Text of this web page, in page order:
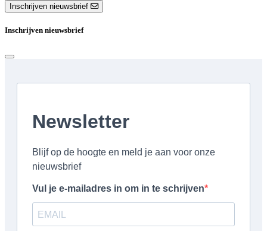
Inschrijven nieuwsbrief
Inschrijven nieuwsbrief